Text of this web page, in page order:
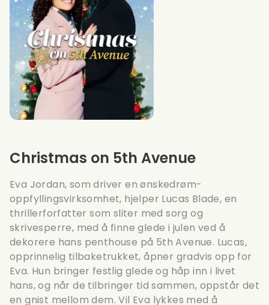
Christmas on 5th Avenue
Eva Jordan, som driver en ønskedrøm-
oppfyllingsvirksomhet, hjelper Lucas Blade, en
thrillerforfatter som sliter med sorg og
skrivesperre, med å finne glede i julen ved å
dekorere hans penthouse på 5th Avenue. Lucas,
opprinnelig tilbaketrukket, åpner gradvis opp for
Eva. Hun bringer festlig glede og håp inn i livet
hans, og når de tilbringer tid sammen, oppstår det
en gnist mellom dem. Vil Eva lykkes med å